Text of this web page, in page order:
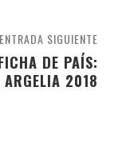
ENTRADA SIGUIENTE
DE PAÍS:
ARGELIA 2018